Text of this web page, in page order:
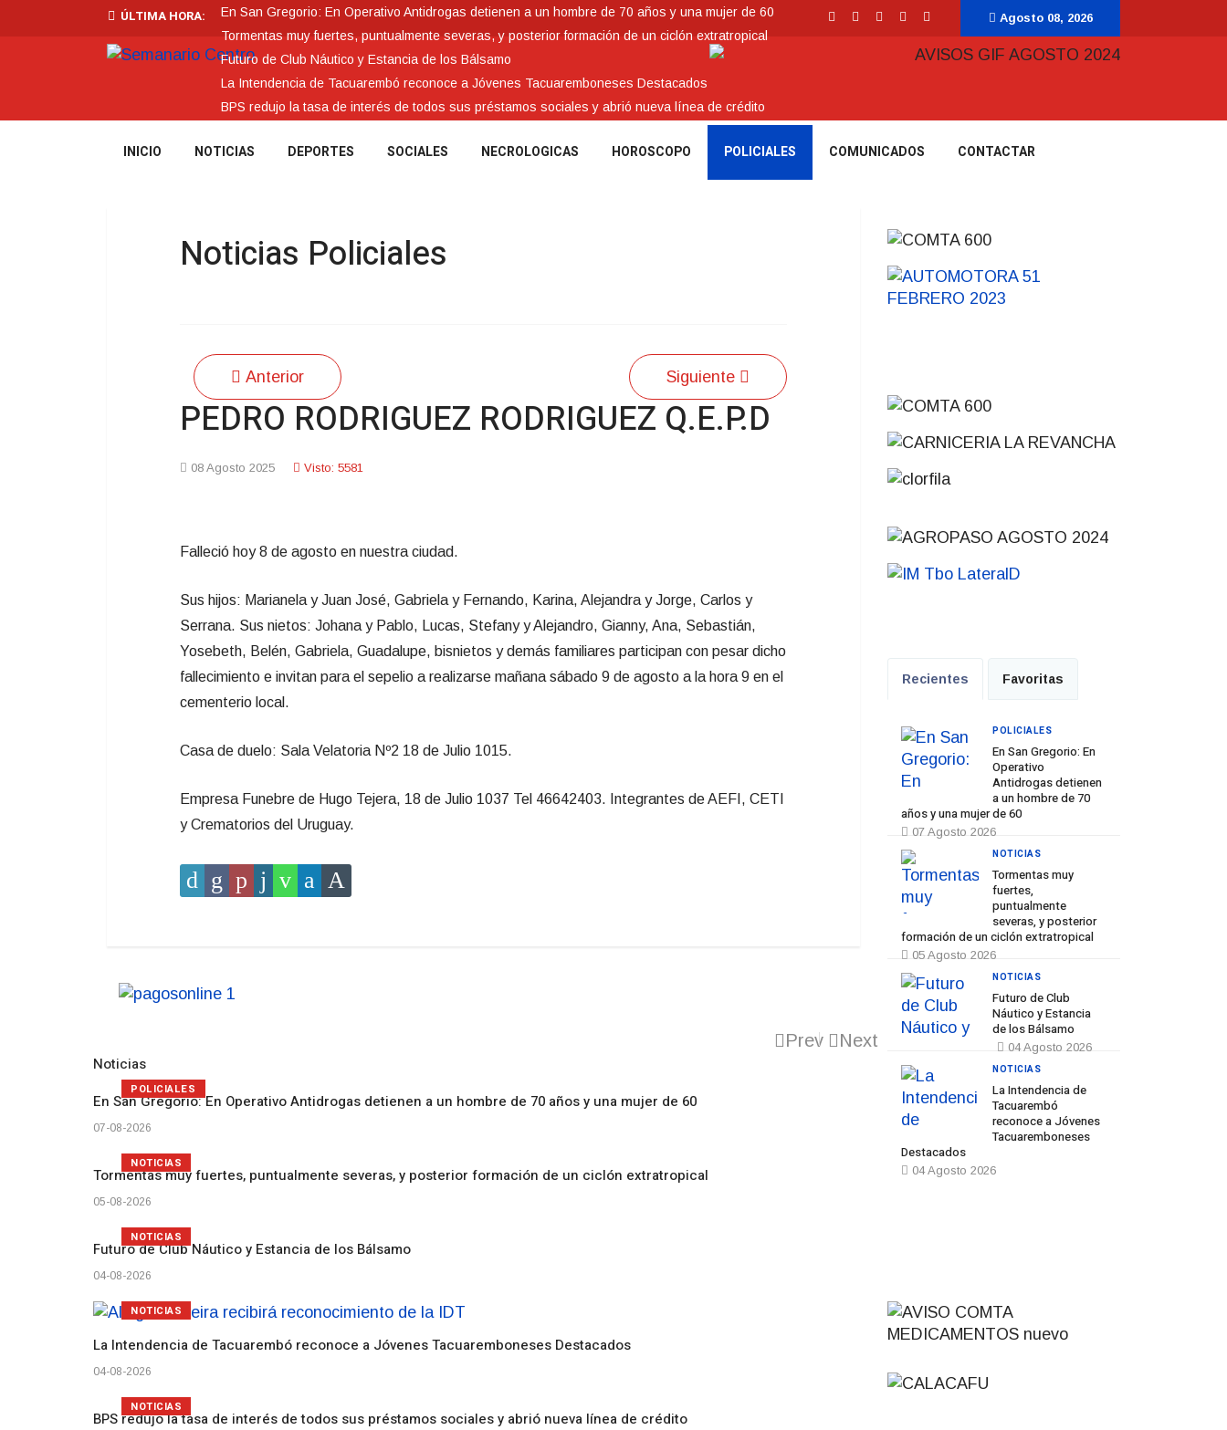
ÚLTIMA HORA:
En San Gregorio: En Operativo Antidrogas detienen a un hombre de 70 años y una mujer de 60
Tormentas muy fuertes, puntualmente severas, y posterior formación de un ciclón extratropical
Futuro de Club Náutico y Estancia de los Bálsamo
La Intendencia de Tacuarembó reconoce a Jóvenes Tacuaremboneses Destacados
BPS redujo la tasa de interés de todos sus préstamos sociales y abrió nueva línea de crédito
Agosto 08, 2026
INICIO NOTICIAS DEPORTES SOCIALES NECROLOGICAS HOROSCOPO POLICIALES COMUNICADOS CONTACTAR
Noticias Policiales
Anterior Siguiente
PEDRO RODRIGUEZ RODRIGUEZ Q.E.P.D
08 Agosto 2025 Visto: 5581
Falleció hoy 8 de agosto en nuestra ciudad.
Sus hijos: Marianela y Juan José, Gabriela y Fernando, Karina, Alejandra y Jorge, Carlos y
Serrana. Sus nietos: Johana y Pablo, Lucas, Stefany y Alejandro, Gianny, Ana, Sebastián,
Yosebeth, Belén, Gabriela, Guadalupe, bisnietos y demás familiares participan con pesar dicho
fallecimiento e invitan para el sepelio a realizarse mañana sábado 9 de agosto a la hora 9 en el
cementerio local.
Casa de duelo: Sala Velatoria Nº2 18 de Julio 1015.
Empresa Funebre de Hugo Tejera, 18 de Julio 1037 Tel 46642403. Integrantes de AEFI, CETI
y Crematorios del Uruguay.
Noticias
Prev Next
En San Gregorio: En Operativo Antidrogas detienen a un hombre de 70 años y una mujer de 60
07-08-2026
POLICIALES
Tormentas muy fuertes, puntualmente severas, y posterior formación de un ciclón extratropical
05-08-2026
NOTICIAS
Futuro de Club Náutico y Estancia de los Bálsamo
04-08-2026
NOTICIAS
La Intendencia de Tacuarembó reconoce a Jóvenes Tacuaremboneses Destacados
04-08-2026
NOTICIAS
BPS redujo la tasa de interés de todos sus préstamos sociales y abrió nueva línea de crédito
NOTICIAS
Recientes Favoritas
En San Gregorio: En
Operativo
Antidrogas detienen
a un hombre de 70
años y una mujer de 60
07 Agosto 2026
POLICIALES
Tormentas muy
fuertes,
puntualmente
severas, y posterior
formación de un ciclón extratropical
05 Agosto 2026
NOTICIAS
Futuro de Club
Náutico y Estancia
de los Bálsamo
04 Agosto 2026
NOTICIAS
La Intendencia de
Tacuarembó
reconoce a Jóvenes
Tacuaremboneses
Destacados
04 Agosto 2026
NOTICIAS